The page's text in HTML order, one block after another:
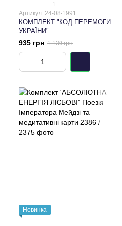
1
Артикул: 24-08-1991
КОМПЛЕКТ "КОД ПЕРЕМОГИ
УКРАЇНИ"
935 грн 1 130 грн
Новинка